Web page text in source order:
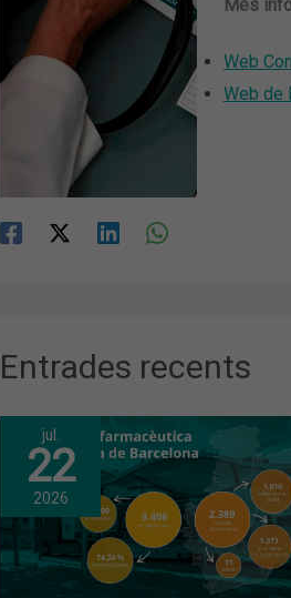
Més
Web
Web de
Entrades recents
jul.
22
2026